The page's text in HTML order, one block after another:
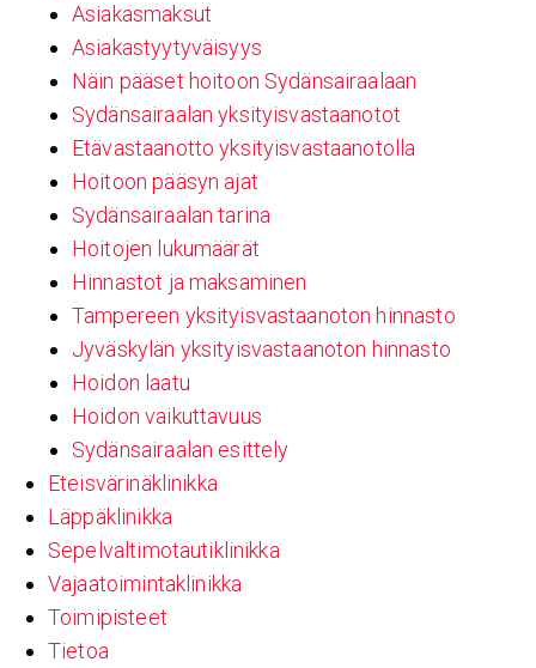
Asiakasmaksut
Asiakastyytyväisyys
Näin pääset hoitoon Sydänsairaalaan
Sydänsairaalan yksityisvastaanotot
Etävastaanotto yksityisvastaanotolla
Hoitoon pääsyn ajat
Sydänsairaalan tarina
Hoitojen lukumäärät
Hinnastot ja maksaminen
Tampereen yksityisvastaanoton hinnasto
Jyväskylän yksityisvastaanoton hinnasto
Hoidon laatu
Hoidon vaikuttavuus
Sydänsairaalan esittely
Eteisvärinäklinikka
Läppäklinikka
Sepelvaltimotautiklinikka
Vajaatoimintaklinikka
Toimipisteet
Tietoa